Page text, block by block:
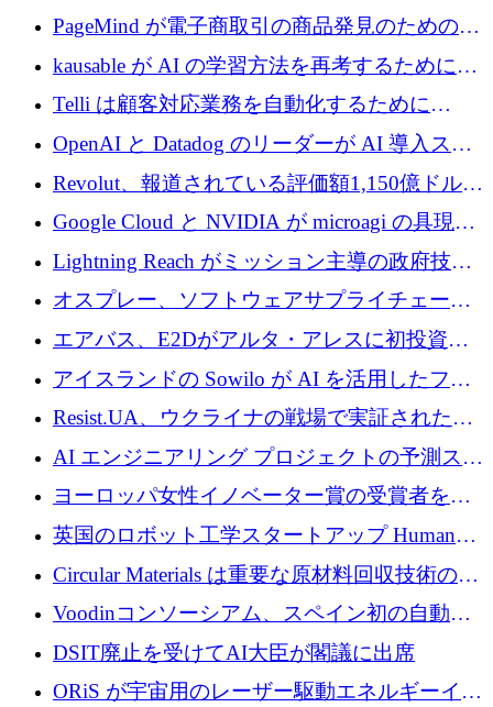
メールを再考するために 320 万ドルを調達し
てステルスから浮上
PageMind が電子商取引の商品発見のための
AI を拡張するために 120 万ユーロを調達
kausable が AI の学習方法を再考するために
1,200 万ユーロを調達
Telli は顧客対応業務を自動化するために
1,500 万ドルのシードを確保
OpenAI と Datadog のリーダーが AI 導入スタ
ートアップ Arrakis を支援
Revolut、報道されている評価額1,150億ドルで
の新たな二次株式売却を確認
Google Cloud と NVIDIA が microagi の具現化
された AI の野望を推進
Lightning Reach がミッション主導の政府技術
グループとしてポートフォリオを拡大し ETG
に買収
オスプレー、ソフトウェアサプライチェーン
攻撃を阻止するために265万ドルを確保
エアバス、E2Dがアルタ・アレスに初投資、
欧州防衛技術ファンドに5億ユーロを拠出
アイスランドの Sowilo が AI を活用したファ
ッション製品インテリジェンス プラットフォ
ームを拡大するためにプレシードを調達
Resist.UA、ウクライナの戦場で実証された防
衛技術を拡大するために5,000万ユーロの欧州
基金を立ち上げる
AI エンジニアリング プロジェクトの予測スタ
ートアップ Cascade が a16z アクセラレータか
らの支援を獲得
ヨーロッパ女性イノベーター賞の受賞者を紹
介します
英国のロボット工学スタートアップ Humanoid
がシリーズ A 1 億 5,200 万ドルで評価額 13 億
5,000 万ドルに到達
Circular Materials は重要な原材料回収技術の拡
張に 1,180 万ユーロを確保
Voodinコンソーシアム、スペイン初の自動木
製ブレード工場の建設にEU補助金4,800万ユ
ーロを確保
DSIT廃止を受けてAI大臣が閣議に出席
ORiS が宇宙用のレーザー駆動エネルギーイン